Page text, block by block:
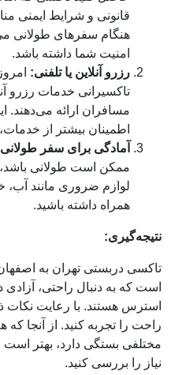
قانونی و شرایط ایمنی
هنگام سفرهای طولانی
امنیت شما داشته باشد.
رزرو آنلاین یا تلفنی:
تاکسیرانی خدمات رزرو
مسافران ارائه می‌دهند.
اطمینان بیشتر از خدمات،
آمادگی برای سفر طولانی:
ممکن است طولانی باشد،
لوازم ضروری مانند آب،
همراه داشته باشید.
نتیجه‌گیری:
تاکسی دربستی تهران به اصفهان
است که به دنبال راحتی، آزادی
استرس هستند. با رعایت نکات
راحت را تجربه کنید. از آنجا که
مختلفی بستگی دارد، بهتر است
نیاز را بررسی کنید.